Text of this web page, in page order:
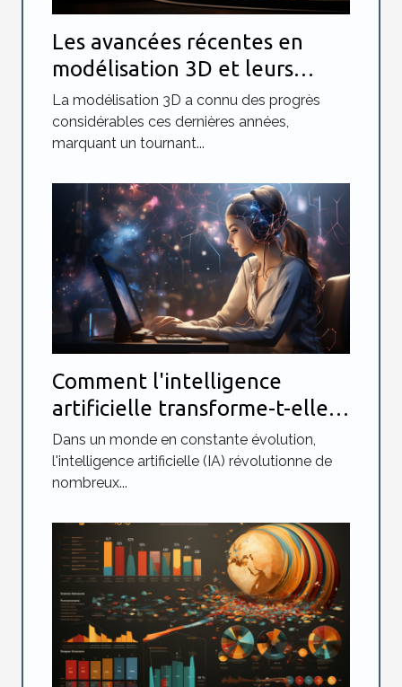
Les avancées récentes en
modélisation 3D et leurs
impacts sur les industries
créatives
La modélisation 3D a connu des progrès
considérables ces dernières années,
marquant un tournant...
Comment l'intelligence
artificielle transforme-t-elle
les méthodes d'apprentissage
des langues en ligne ?
Dans un monde en constante évolution,
l'intelligence artificielle (IA) révolutionne de
nombreux...